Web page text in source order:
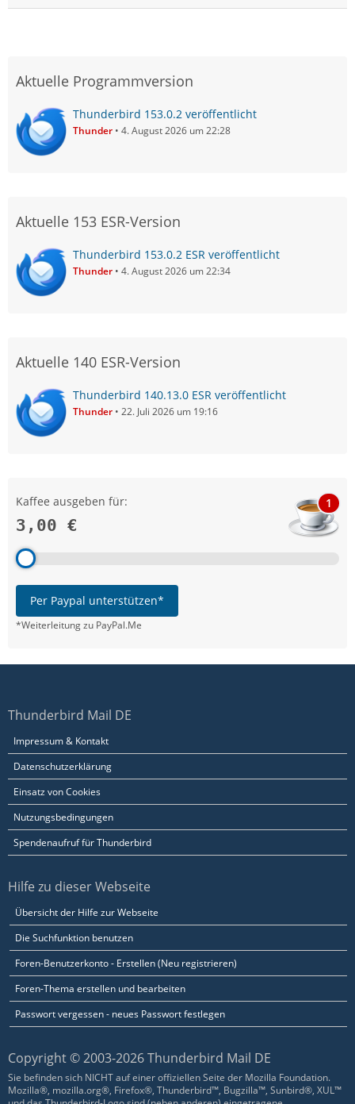
Aktuelle Programmversion
Thunderbird 153.0.2 veröffentlicht
Thunder 4. August 2026 um 22:28
Aktuelle 153 ESR-Version
Thunderbird 153.0.2 ESR veröffentlicht
Thunder 4. August 2026 um 22:34
Aktuelle 140 ESR-Version
Thunderbird 140.13.0 ESR veröffentlicht
Thunder 22. Juli 2026 um 19:16
Kaffee ausgeben für:
3,00 €
1
Per Paypal unterstützen*
*Weiterleitung zu PayPal.Me
Thunderbird Mail DE
Impressum & Kontakt
Datenschutzerklärung
Einsatz von Cookies
Nutzungsbedingungen
Spendenaufruf für Thunderbird
Hilfe zu dieser Webseite
Übersicht der Hilfe zur Webseite
Die Suchfunktion benutzen
Foren-Benutzerkonto - Erstellen (Neu registrieren)
Foren-Thema erstellen und bearbeiten
Passwort vergessen - neues Passwort festlegen
Copyright © 2003-2026 Thunderbird Mail DE
Sie befinden sich NICHT auf einer offiziellen Seite der Mozilla Foundation.
Mozilla®, mozilla.org®, Firefox®, Thunderbird™, Bugzilla™, Sunbird®, XUL™